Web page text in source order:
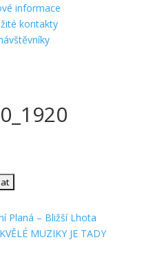
informace
kontakty
Planá – Bližší Lhota
MUZIKY JE TADY